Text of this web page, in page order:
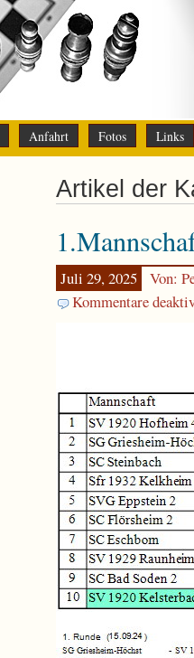
Anfahrt Fotos Links
Artikel der
Juli 29, 2025
Von:
Kommentare